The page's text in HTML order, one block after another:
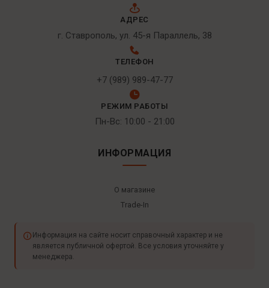
АДРЕС
г. Ставрополь, ул. 45-я Параллель, 38
ТЕЛЕФОН
+7 (989) 989-47-77
РЕЖИМ РАБОТЫ
Пн-Вс: 10:00 - 21:00
ИНФОРМАЦИЯ
О магазине
Trade-In
Информация на сайте носит справочный характер и не
является публичной офертой. Все условия уточняйте у
менеджера.